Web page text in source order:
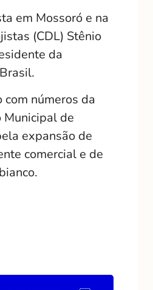
em Mossoró e na
(CDL) Stênio
da
números da
Municipal de
expansão de
comercial e de